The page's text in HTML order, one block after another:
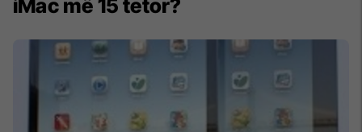
iMac më 15 tetor?